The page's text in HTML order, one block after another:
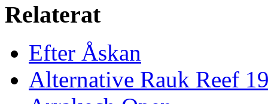
Relaterat
Efter Åskan
Alternative Rauk Reef